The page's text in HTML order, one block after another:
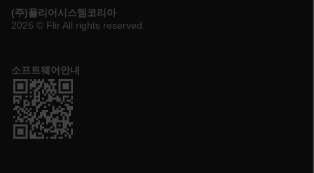
(주)플리어시스템코리아
2026 © Flir All rights reserved.
소프트웨어안내